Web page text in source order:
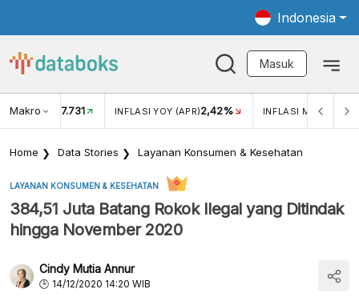
Indonesia
Masuk
Makro
USD/IDR 17.731 INFLASI YOY (APR)2,42% INFLASI MOM (APR)
Home Data Stories Layanan Konsumen & Kesehatan
LAYANAN KONSUMEN & KESEHATAN
384,51 Juta Batang Rokok Ilegal yang Ditindak
hingga November 2020
Cindy Mutia Annur
14/12/2020 14:20 WIB